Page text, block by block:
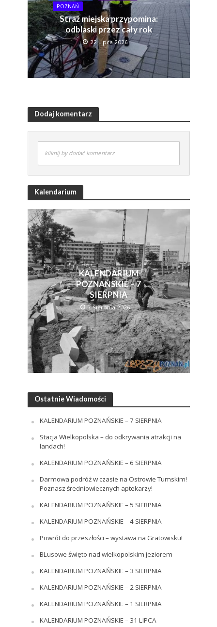
POZNAŃ
Straż miejska przypomina:
odblaski przez cały rok
22 Lipca 2026
Dodaj komentarz
kliknij by dodać komentarz
Kalendarium
KALENDARIUM
POZNAŃSKIE – 7
SIERPNIA
7 Sierpnia 2026
Ostatnie Wiadomości
KALENDARIUM POZNAŃSKIE – 7 SIERPNIA
Stacja Wielkopolska – do odkrywania atrakcji na
landach!
KALENDARIUM POZNAŃSKIE – 6 SIERPNIA
Darmowa podróż w czasie na Ostrowie Tumskim!
Poznasz średniowiecznych aptekarzy!
KALENDARIUM POZNAŃSKIE – 5 SIERPNIA
KALENDARIUM POZNAŃSKIE – 4 SIERPNIA
Powrót do przeszłości – wystawa na Gratowisku!
BLusowe święto nad wielkopolskim jeziorem
KALENDARIUM POZNAŃSKIE – 3 SIERPNIA
KALENDARIUM POZNAŃSKIE – 2 SIERPNIA
KALENDARIUM POZNAŃSKIE – 1 SIERPNIA
KALENDARIUM POZNAŃSKIE – 31 LIPCA